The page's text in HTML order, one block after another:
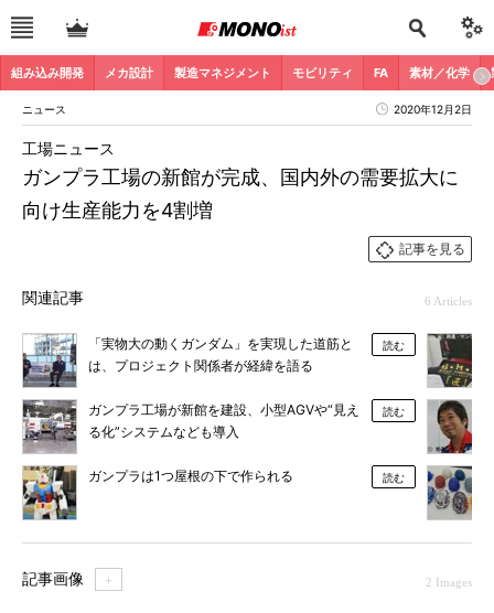
組み込み開発 メカ設計 製造マネジメント モビリティ FA 素材／化学
ニュース 2020年12月2日
ガンプラ工場の新館が完成、国内外の需要拡大に
向け生産能力を4割増
工場ニュース
記事を見る
関連記事 6 Articles
「実物大の動くガンダム」を実現した道筋と
は、プロジェクト関係者が経緯を語る
読む
ガンプラ工場が新館を建設、小型AGVや“見え
る化”システムなども導入
読む
ガンプラは1つ屋根の下で作られる 読む
記事画像 ＋ 2 Images